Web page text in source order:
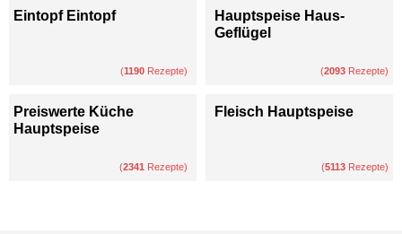
Eintopf Eintopf
(1190 Rezepte)
Hauptspeise Haus-
Geflügel
(2093 Rezepte)
Preiswerte Küche
Hauptspeise
(2341 Rezepte)
Fleisch Hauptspeise
(5113 Rezepte)